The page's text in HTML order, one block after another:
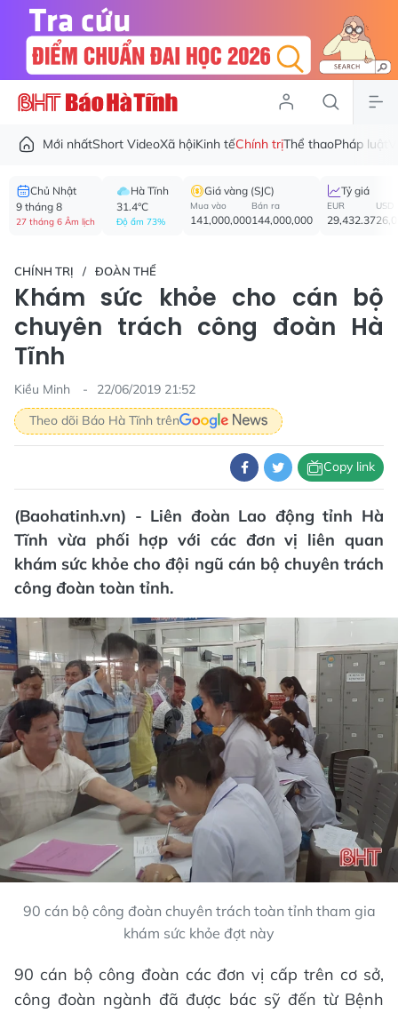
Mới nhấtShort VideoXã hộiKinh tếChính trịThể thaoPháp luật
Chủ Nhật
9 tháng 8
27 tháng 6 Âm lịch
Hà Tĩnh
31.4°C
Độ ẩm 73%
Giá vàng (SJC)
Mua vào
141,000,000
Bán ra
144,000,000
Tỷ giá
EUR
29,432.37
USD
CHÍNH TRỊ ĐOÀN THỂ
Khám sức khỏe cho cán bộ
chuyên trách công đoàn Hà
Tĩnh
Kiều Minh
22/06/2019 21:52
Theo dõi Báo Hà Tĩnh trên
Copy link
(Baohatinh.vn) - Liên đoàn Lao động tỉnh Hà
Tĩnh vừa phối hợp với các đơn vị liên quan
khám sức khỏe cho đội ngũ cán bộ chuyên trách
công đoàn toàn tỉnh.
90 cán bộ công đoàn chuyên trách toàn tỉnh tham gia
khám sức khỏe đợt này
90 cán bộ công đoàn các đơn vị cấp trên cơ sở,
công đoàn ngành đã được bác sỹ đến từ Bệnh